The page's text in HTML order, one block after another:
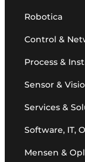
Robotica
Control &
Process &
Sensor &
Services &
Software, IT,
Mensen &